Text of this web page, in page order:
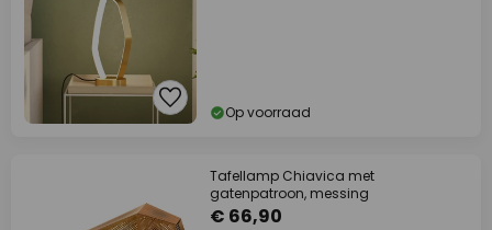
Op voorraad
Tafellamp Chiavica met
gatenpatroon, messing
€ 66,90